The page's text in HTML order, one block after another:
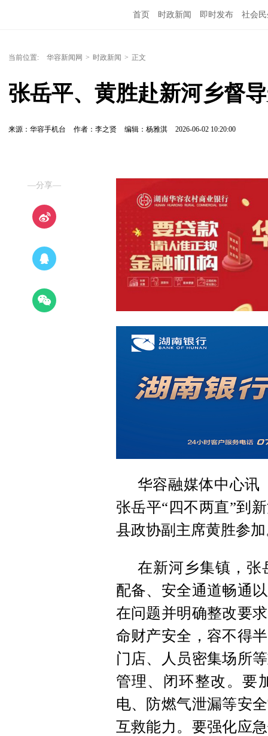
首页 时政新闻 即时发布 社会
当前位置: 华容新闻网 > 时政新闻 > 正文
张岳平、黄胜赴新河乡督
来源：华容手机台 作者：李之贤 编辑：杨雅淇 2026-06-02 10:20:00
—分享—
华容融媒体中心讯
张岳平“四不两直”到
县政协副主席黄胜参
在新河乡集镇，张
配备、安全通道畅通
在问题并明确整改要
命财产安全，容不得
门店、人员密集场所
管理、闭环整改。要
电、防燃气泄漏等安
互救能力。要强化应